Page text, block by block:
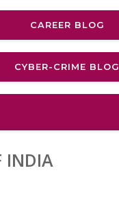
CAREER BLOG
CYBER-CRIME BLOG
INDIA